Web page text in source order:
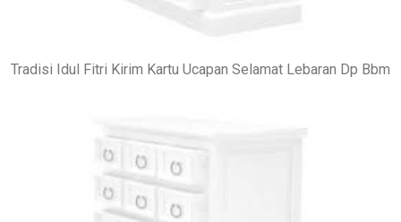
Tradisi Idul Fitri Kirim Kartu Ucapan Selamat Lebaran Dp Bbm